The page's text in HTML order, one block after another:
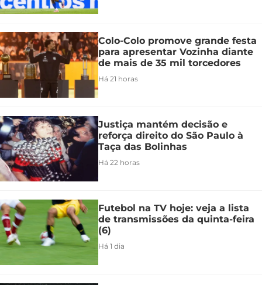
Colo-Colo promove grande festa
para apresentar Vozinha diante
de mais de 35 mil torcedores
Há 21 horas
Justiça mantém decisão e
reforça direito do São Paulo à
Taça das Bolinhas
Há 22 horas
Futebol na TV hoje: veja a lista
de transmissões da quinta-feira
(6)
Há 1 dia